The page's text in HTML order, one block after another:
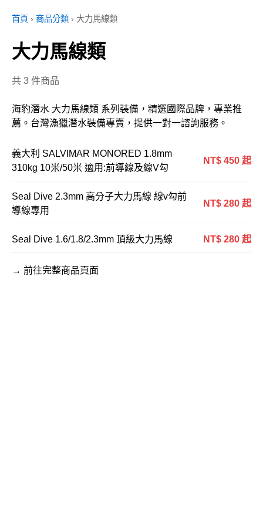
首頁 › 商品分類 › 大力馬線類
大力馬線類
共 3 件商品
海豹潛水 大力馬線類 系列裝備，精選國際品牌，專業推
薦。台灣漁獵潛水裝備專賣，提供一對一諮詢服務。
義大利 SALVIMAR MONORED 1.8mm
310kg 10米/50米 適用:前導線及線V勾
NT$ 450 起
Seal Dive 2.3mm 高分子大力馬線 線v勾前
導線專用
NT$ 280 起
Seal Dive 1.6/1.8/2.3mm 頂級大力馬線 NT$ 280 起
→ 前往完整商品頁面